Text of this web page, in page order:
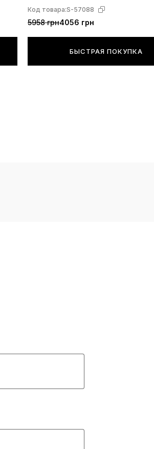
Код товара:S-57088
5958 грн4056 грн
БЫСТРАЯ ПОКУПКА